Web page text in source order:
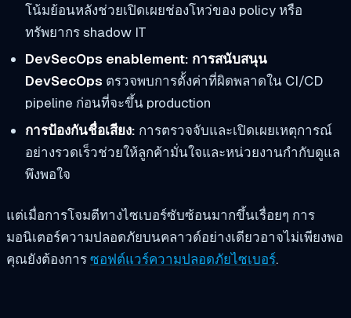
โน้มย้อนหลังช่วยเปิดเผยช่องโหว่ของ policy หรือ
ทรัพยากร shadow IT
DevSecOps enablement: การสนับสนุน
DevSecOps ตรวจพบการตั้งค่าที่ผิดพลาดใน CI/CD
pipeline ก่อนที่จะขึ้น production
การป้องกันชื่อเสียง: การตรวจจับและเปิดเผยเหตุการณ์
อย่างรวดเร็วช่วยให้ลูกค้ามั่นใจและหน่วยงานกำกับดูแล
พึงพอใจ
แต่เมื่อการโจมตีทางไซเบอร์ซับซ้อนมากขึ้นเรื่อยๆ การ
มอนิเตอร์ความปลอดภัยบนคลาวด์อย่างเดียวอาจไม่เพียงพอ
คุณยังต้องการซอฟต์แวร์ความปลอดภัยไซเบอร์.